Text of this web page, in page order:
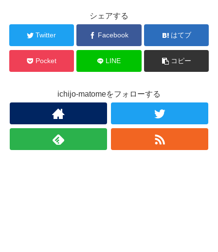
シェアする
Twitter Facebook はてブ
Pocket LINE コピー
ichijo-matomeをフォローする